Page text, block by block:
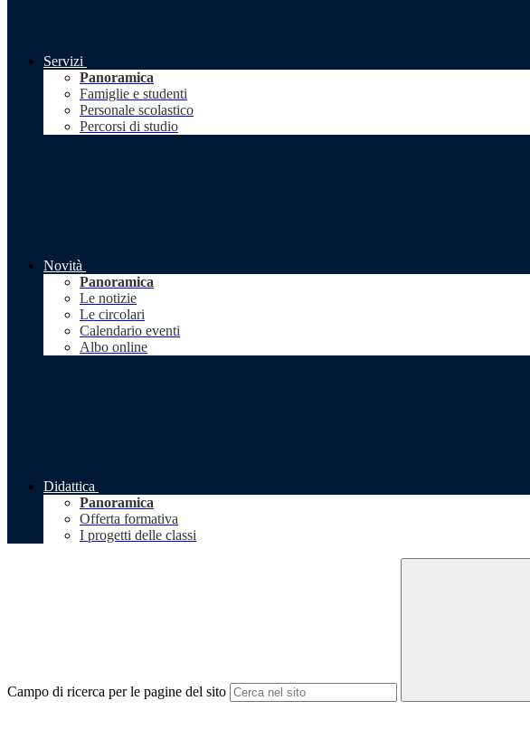
Servizi
Panoramica
Famiglie e studenti
Personale scolastico
Percorsi di studio
Novità
Panoramica
Le notizie
Le circolari
Calendario eventi
Albo online
Didattica
Panoramica
Offerta formativa
I progetti delle classi
Campo di ricerca per le pagine del sito